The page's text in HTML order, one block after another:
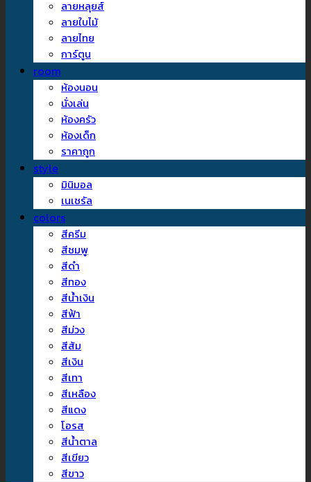
ลายหลุยส์
ลายใบไม้
ลายไทย
การ์ตูน
room
ห้องนอน
นั่งเล่น
ห้องครัว
ห้องเด็ก
ราคาถูก
style
มินิมอล
เนเชรัล
colors
สีครีม
สีชมพู
สีดำ
สีทอง
สีน้ำเงิน
สีฟ้า
สีม่วง
สีส้ม
สีเงิน
สีเทา
สีเหลือง
สีแดง
โอรส
สีน้ำตาล
สีเขียว
สีขาว